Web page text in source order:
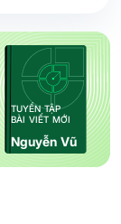
TUYỂN TẬP
BÀI VIẾT MỚI
Nguyễn Vũ